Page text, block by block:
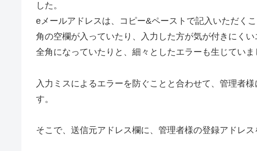
した。
eメールアドレスは、コピー&ペーストで記入いただく
角の空欄が入っていたり、入力した方が気が付きにく
全角になっていたりと、細々としたエラーも生じていま
入力ミスによるエラーを防ぐことと合わせて、管理者
す。
そこで、送信元アドレス欄に、管理者様の登録アドレス